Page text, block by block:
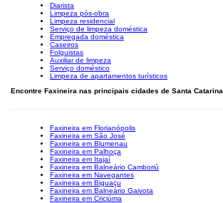
Diarista
Limpeza pós-obra
Limpeza residencial
Serviço de limpeza doméstica
Empregada doméstica
Caseiros
Folguistas
Auxiliar de limpeza
Serviço doméstico
Limpeza de apartamentos turísticos
Encontre Faxineira nas principais cidades de Santa Catarina
Faxineira em Florianópolis
Faxineira em São José
Faxineira em Blumenau
Faxineira em Palhoça
Faxineira em Itajaí
Faxineira em Balneário Camboriú
Faxineira em Navegantes
Faxineira em Biguaçu
Faxineira em Balneário Gaivota
Faxineira em Criciúma